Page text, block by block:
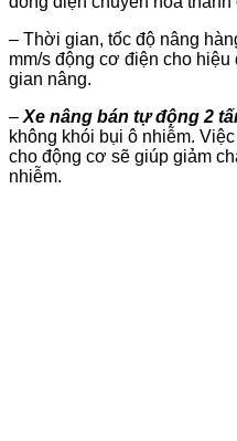
– Thời gian, tốc độ nâng
mm/s động cơ điện cho
gian nâng.
– Xe nâng bán tự động 2
không khói bụi ô nhiễm.
cho động cơ sẽ giúp giảm
nhiễm.